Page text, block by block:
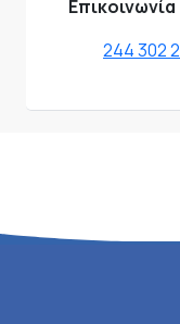
Επικοινωνία
244 302